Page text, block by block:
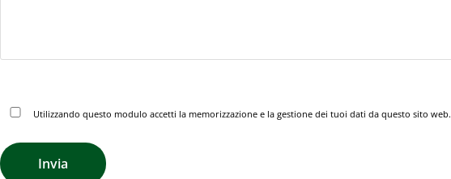
Utilizzando questo modulo accetti la memorizzazione e la gestione dei tuoi dati da questo sito web.